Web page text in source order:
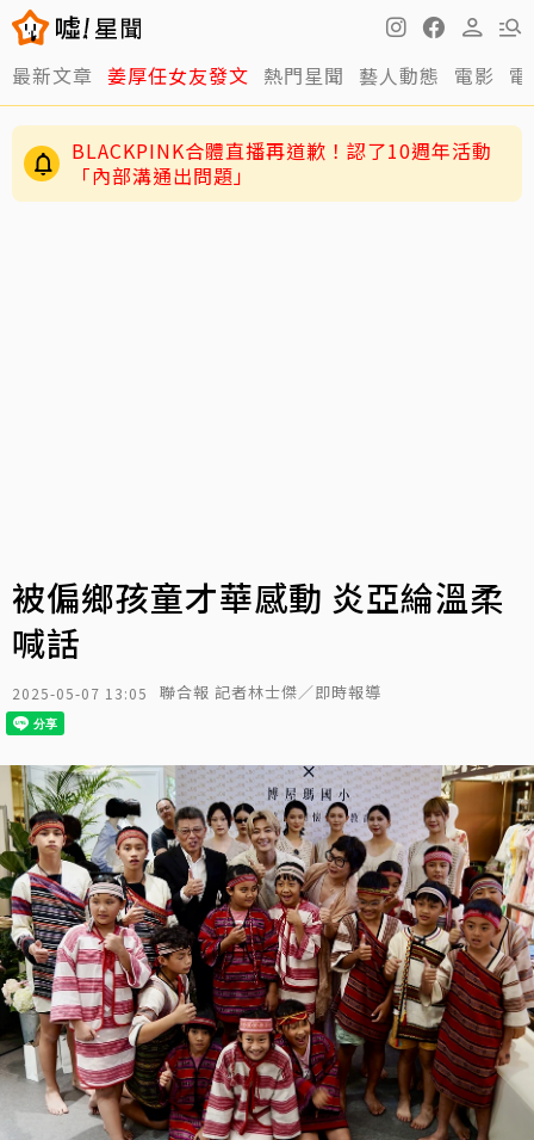
最新文章 姜厚任女友發文 熱門星聞 藝人動態 電影
BLACKPINK合體直播再道歉！認了10週年活動
「內部溝通出問題」
被偏鄉孩童才華感動 炎亞綸溫柔
喊話
2025-05-07 13:05 聯合報 記者林士傑／即時報導